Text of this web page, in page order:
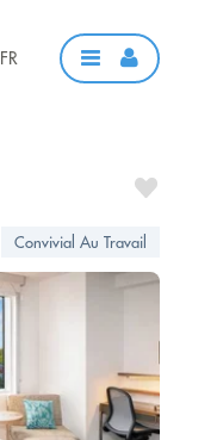
FR
Convivial Au Travail